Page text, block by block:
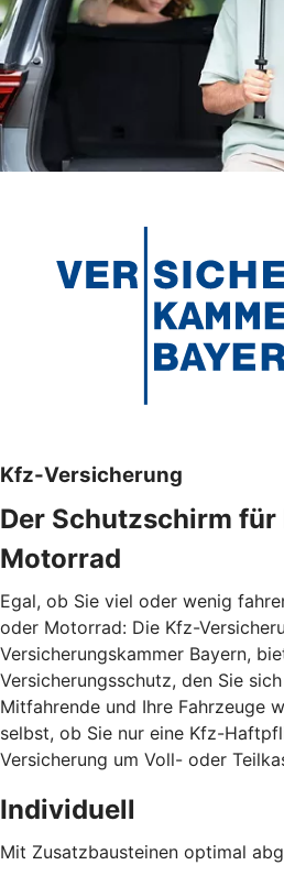
Kfz-Versicherung
Der Schutzschirm
Motorrad
Egal, ob Sie viel oder wenig
oder Motorrad: Die Kfz-
Versicherungskammer Bayern,
Versicherungsschutz, den Sie
Mitfahrende und Ihre Fahrzeuge
selbst, ob Sie nur eine Kfz-
Versicherung um Voll- oder
Individuell
Mit Zusatzbausteinen optimal